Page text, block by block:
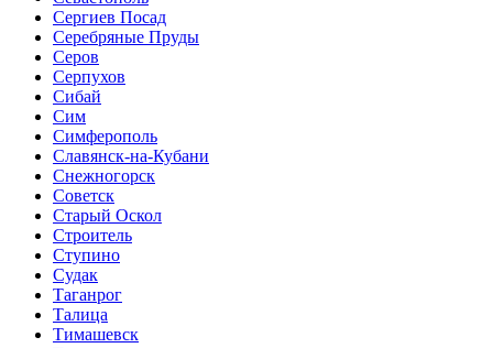
Сергиев Посад
Серебряные Пруды
Серов
Серпухов
Сибай
Сим
Симферополь
Славянск-на-Кубани
Снежногорск
Советск
Старый Оскол
Строитель
Ступино
Судак
Таганрог
Талица
Тимашевск